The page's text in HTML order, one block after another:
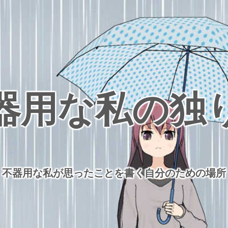
用な私の独
不器用な私が思ったことを書く自分のための場所